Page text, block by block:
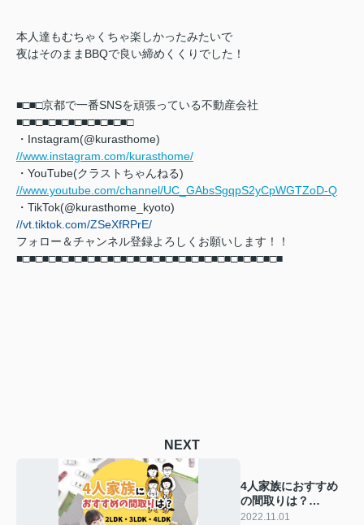
本人達もむちゃくちゃ楽しかったみたいで
夜はそのままBBQで良い締めくくりでした！
■□■□京都で一番SNSを頑張っている不動産会社
■□■□■□■□■□■□■□■□■□
・Instagram(@kurasthome)
//www.instagram.com/kurasthome/
・YouTube(クラストちゃんねる)
//www.youtube.com/channel/UC_GAbsSgqpS2yCpWGTZoD-Q
・TikTok(@kurasthome_kyoto)
//vt.tiktok.com/ZSeXfRPrE/
フォロー＆チャンネル登録よろしくお願いします！！
■□■□■□■□■□■□■□■□■□■□■□■□■□■□■□■□■□■□■□■□■
NEXT
4人家族におすすめ
の間取りは？
2LDK・3LDK・
2022.11.01